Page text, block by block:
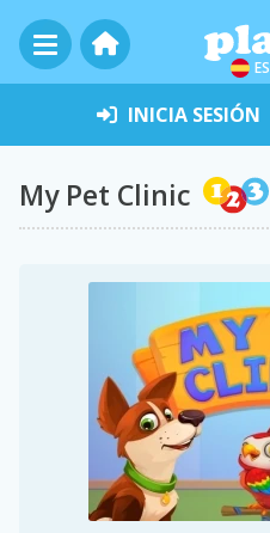
ES
INICIA SESIÓN
My Pet Clinic